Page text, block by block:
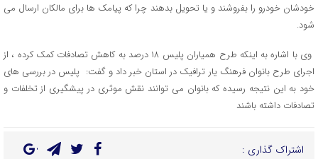
خودشان خودرو را بفروشند و یا تحویل بدهند چرا که پیامک ها برای مالکان ارسال می
شود.
وی با اشاره به اینکه طرح همیاران پلیس ۱۸ درصد به کاهش تصادفات کمک کرده ، از
اجرای طرح بانوان فرهنگ یار ترافیک در استان خبر داد و گفت: پلیس در بررسی های
خود به این نتیجه رسیده که بانوان می توانند نقش موثری در پیشگیری از تخلفات و
تصادفات داشته باشند
اشتراک گذاری :